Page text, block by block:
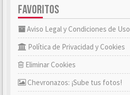
FAVORITOS
Aviso Legal y Condiciones de Uso
Política de Privacidad y Cookies
Eliminar Cookies
Chevronazos: ¡Sube tus fotos!